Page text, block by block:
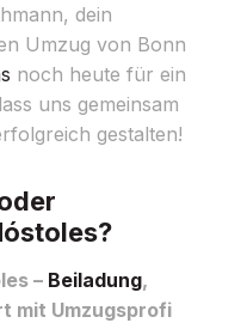
dein
Umzug von Bonn
noch heute für ein
uns gemeinsam
gestalten!
– Beiladung,
mit Umzugsprofi